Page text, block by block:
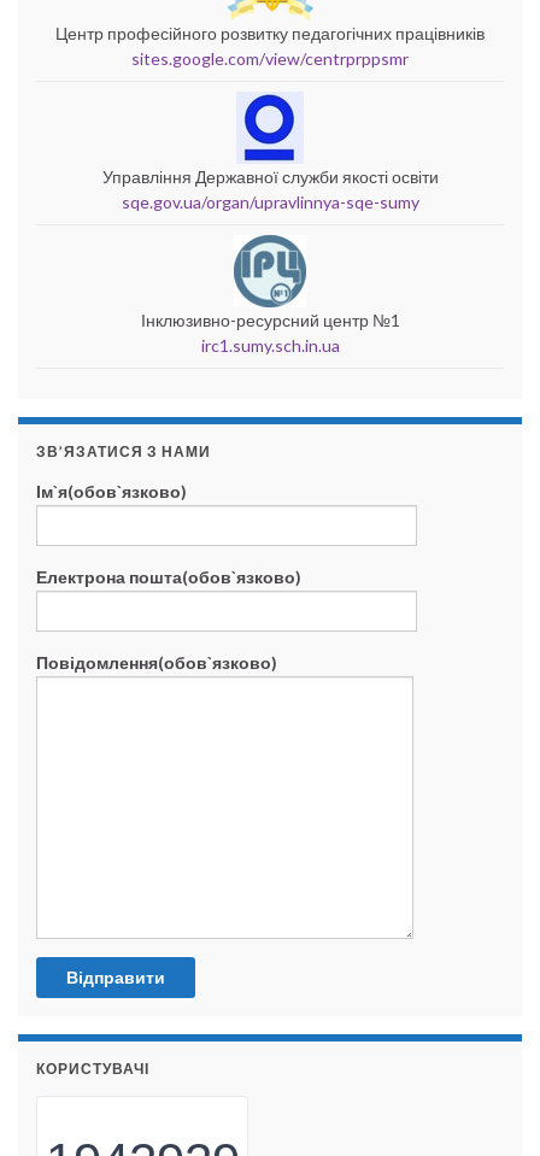
Центр професійного розвитку педагогічних працівників
sites.google.com/view/centrprppsmr
Управління Державної служби якості освіти
sqe.gov.ua/organ/upravlinnya-sqe-sumy
Інклюзивно-ресурсний центр №1
irc1.sumy.sch.in.ua
ЗВ’ЯЗАТИСЯ З НАМИ
Ім`я(обов`язково)
Електрона пошта(обов`язково)
Повідомлення(обов`язково)
КОРИСТУВАЧІ